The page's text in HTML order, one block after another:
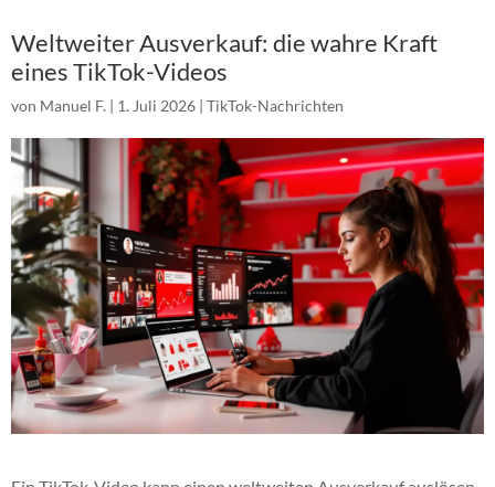
Weltweiter Ausverkauf: die wahre Kraft
eines TikTok-Videos
von Manuel F. | 1. Juli 2026 | TikTok-Nachrichten